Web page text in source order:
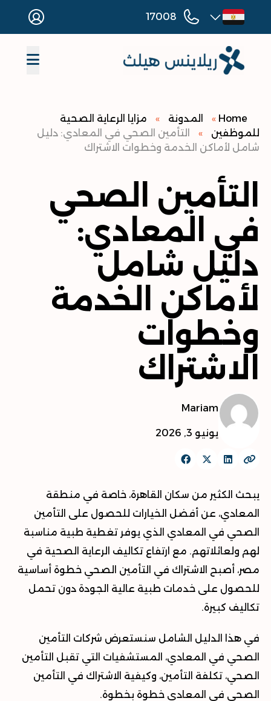
17008
Home
» المدونة »
مزايا الرعاية الصحية
للموظفين
»
التأمين الصحي في المعادي: دليل
شامل لأماكن الخدمة وخطوات الاشتراك
التأمين الصحي
في المعادي:
دليل شامل
لأماكن الخدمة
وخطوات
الاشتراك
Mariam
يونيو 3, 2026
يبحث الكثير من سكان القاهرة، خاصة في منطقة
المعادي، عن أفضل الخيارات للحصول على التأمين
الصحي في المعادي الذي يوفر تغطية طبية مناسبة
لهم ولعائلاتهم. مع ارتفاع تكاليف الرعاية الصحية في
مصر، أصبح الاشتراك في التأمين الصحي خطوة أساسية
للحصول على خدمات طبية عالية الجودة دون تحمل
تكاليف كبيرة.
في هذا الدليل الشامل سنستعرض شركات التأمين
الصحي في المعادي، المستشفيات التي تقبل التأمين
الصحي، تكلفة التأمين، وكيفية الاشتراك في التأمين
الصحي في المعادي خطوة بخطوة.